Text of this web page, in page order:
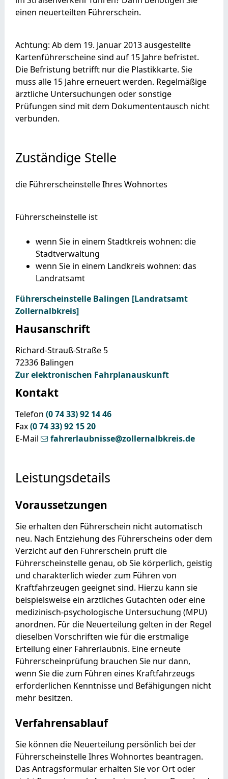
einen neuerteilten Führerschein.
Achtung: Ab dem 19. Januar 2013 ausgestellte
Kartenführerscheine sind auf 15 Jahre befristet.
Die Befristung betrifft nur die Plastikkarte. Sie
muss alle 15 Jahre erneuert werden. Regelmäßige
ärztliche Untersuchungen oder sonstige
Prüfungen sind mit dem Dokumententausch nicht
verbunden.
Zuständige Stelle
die Führerscheinstelle Ihres Wohnortes
Führerscheinstelle ist
wenn Sie in einem Stadtkreis wohnen: die
Stadtverwaltung
wenn Sie in einem Landkreis wohnen: das
Landratsamt
Führerscheinstelle Balingen [Landratsamt
Zollernalbkreis]
Hausanschrift
Richard-Strauß-Straße 5
72336 Balingen
Zur elektronischen Fahrplanauskunft
Kontakt
Telefon (07433) 92 1446
Fax(07433) 92 1520
E-Mail
fahrerlaubnisse@zollernalbkreis.de
Leistungsdetails
Voraussetzungen
Sie erhalten den Führerschein nicht automatisch
neu. Nach Entziehung des Führerscheins oder dem
Verzicht auf den Führerschein prüft die
Führerscheinstelle genau, ob Sie körperlich, geistig
und charakterlich wieder zum Führen von
Kraftfahrzeugen geeignet sind. Hierzu kann sie
beispielsweise ein ärztliches Gutachten oder eine
medizinisch-psychologische Untersuchung (MPU)
anordnen. Für die Neuerteilung gelten in der Regel
dieselben Vorschriften wie für die erstmalige
Erteilung einer Fahrerlaubnis. Eine erneute
Führerscheinprüfung brauchen Sie nur dann,
wenn Sie die zum Führen eines Kraftfahrzeugs
erforderlichen Kenntnisse und Befähigungen nicht
mehr besitzen.
Verfahrensablauf
Sie können die Neuerteilung persönlich bei der
Führerscheinstelle Ihres Wohnortes beantragen.
Das Antragsformular erhalten Sie vor Ort oder